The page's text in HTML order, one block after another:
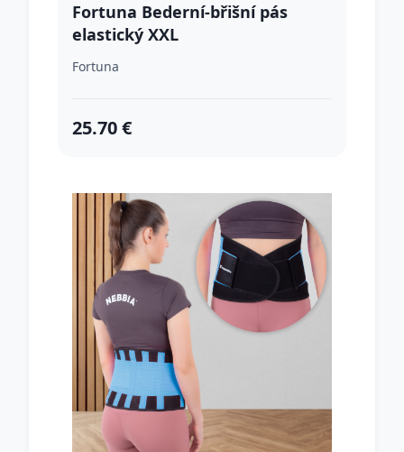
Fortuna Bederní-břišní pás
elastický XXL
Fortuna
25.70 €